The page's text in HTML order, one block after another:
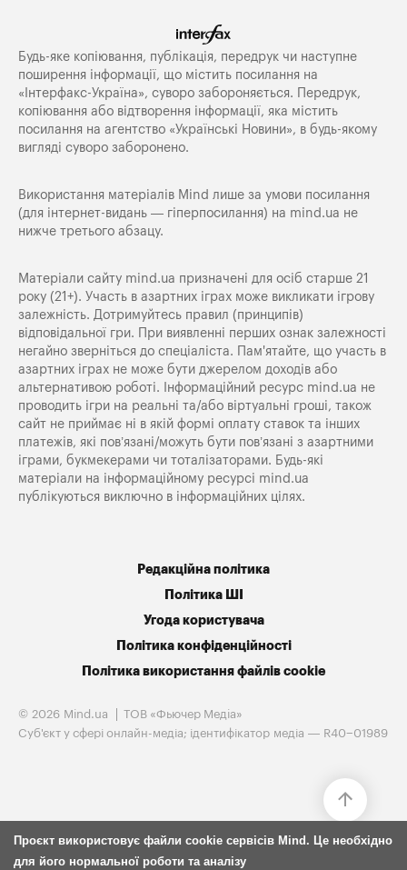
Будь-яке копiювання, публiкацiя, передрук чи наступне
поширення iнформацiї, що мiстить посилання на
«Iнтерфакс-Україна», суворо забороняється. Передрук,
копіювання або відтворення інформації, яка містить
посилання на агентство «Українські Новини», в будь-якому
вигляді суворо заборонено.
Використання матеріалів Mind лише за умови посилання
(для інтернет-видань — гіперпосилання) на mind.ua не
нижче третього абзацу.
Матеріали сайту mind.ua призначені для осіб старше 21
року (21+). Участь в азартних іграх може викликати ігрову
залежність. Дотримуйтесь правил (принципів)
відповідальної гри. При виявленні перших ознак залежності
негайно зверніться до спеціаліста. Пам'ятайте, що участь в
азартних іграх не може бути джерелом доходів або
альтернативою роботі. Інформаційний ресурс mind.ua не
проводить ігри на реальні та/або віртуальні гроші, також
сайт не приймає ні в якій формі оплату ставок та інших
платежів, які пов’язані/можуть бути пов’язані з азартними
іграми, букмекерами чи тоталізаторами. Будь-які
матеріали на інформаційному ресурсі mind.ua
публікуються виключно в інформаційних цілях.
Редакційна політика
Політика ШІ
Угода користувача
Політика конфіденційності
Політика використання файлів cookie
© 2026 Mind.ua
ТОВ «Фьючер Медiа»
Cуб'єкт у сфері онлайн-медіа; ідентифікатор медіа — R40−01989
Проєкт використовує файли cookie сервісів Mind. Це необхідно
для його нормальної роботи та аналізу